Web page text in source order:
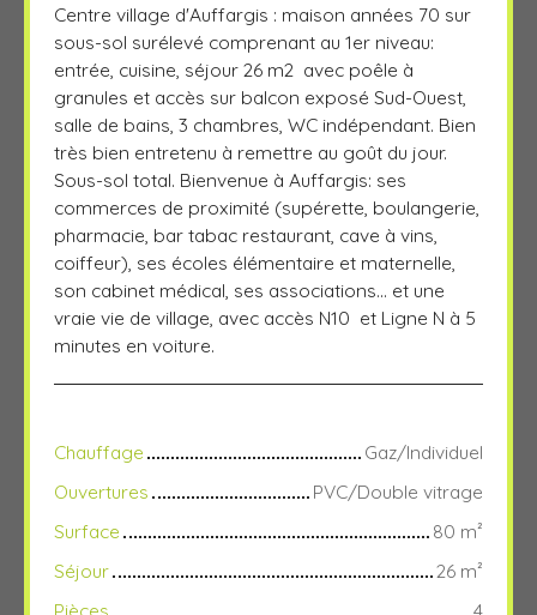
Centre village d'Auffargis : maison années 70 sur
sous-sol surélevé comprenant au 1er niveau:
entrée, cuisine, séjour 26 m2 avec poêle à
granules et accès sur balcon exposé Sud-Ouest,
salle de bains, 3 chambres, WC indépendant. Bien
très bien entretenu à remettre au goût du jour.
Sous-sol total. Bienvenue à Auffargis: ses
commerces de proximité (supérette, boulangerie,
pharmacie, bar tabac restaurant, cave à vins,
coiffeur), ses écoles élémentaire et maternelle,
son cabinet médical, ses associations... et une
vraie vie de village, avec accès N10 et Ligne N à 5
minutes en voiture.
Chauffage
Gaz/Individuel
Ouvertures
PVC/Double vitrage
Surface
80 m²
Séjour
26 m²
Pièces
4